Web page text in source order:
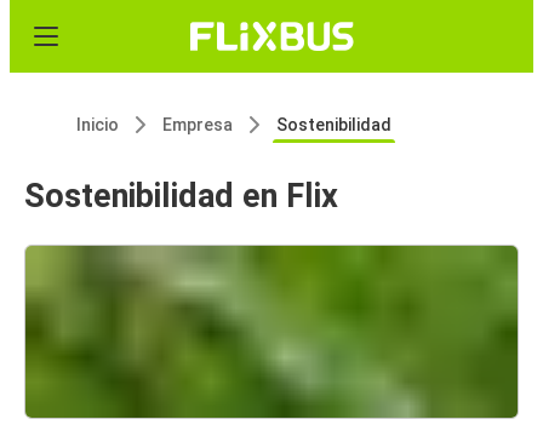
Inicio Empresa Sostenibilidad
Sostenibilidad en Flix